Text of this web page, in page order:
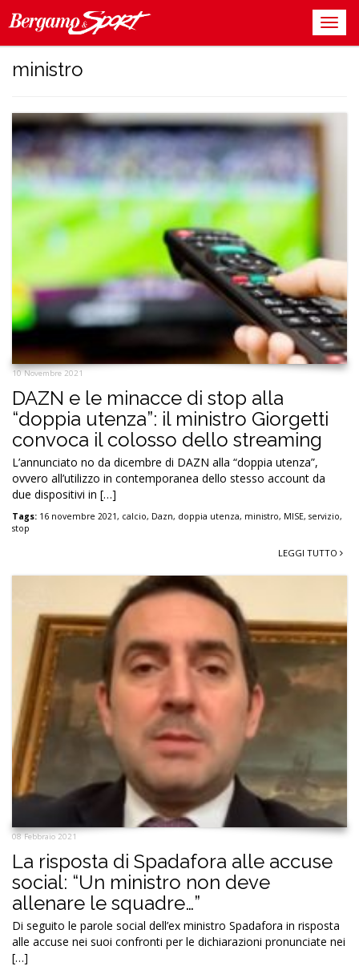
ministro
10 Novembre 2021
DAZN e le minacce di stop alla
“doppia utenza”: il ministro Giorgetti
convoca il colosso dello streaming
L’annunciato no da dicembre di DAZN alla “doppia utenza”,
ovvero all’utilizzo in contemporanea dello stesso account da
due dispositivi in […]
Tags: 16 novembre 2021, calcio, Dazn, doppia utenza, ministro, MISE, servizio,
stop
LEGGI TUTTO
08 Febbraio 2021
La risposta di Spadafora alle accuse
social: “Un ministro non deve
allenare le squadre…”
Di seguito le parole social dell’ex ministro Spadafora in risposta
alle accuse nei suoi confronti per le dichiarazioni pronunciate nei
[…]